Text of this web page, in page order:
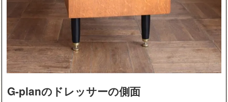
G-planのドレッサーの側面